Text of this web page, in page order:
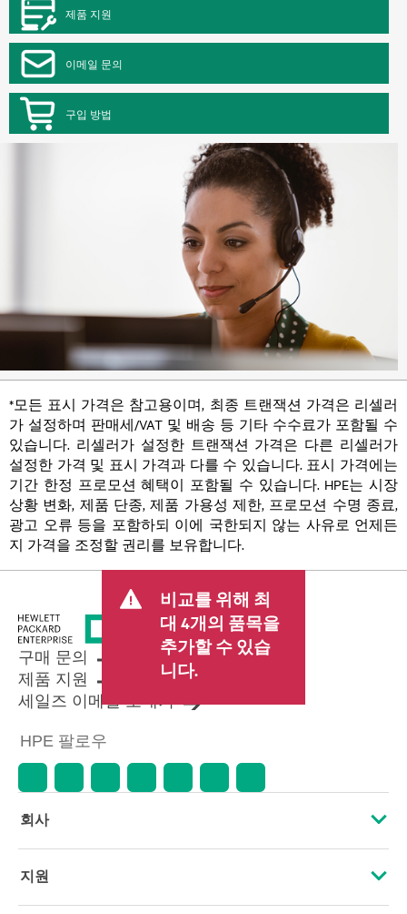
제품 지원
이메일 문의
구입 방법
*모든 표시 가격은 참고용이며, 최종 트랜잭션 가격은 리셀러
가 설정하며 판매세/VAT 및 배송 등 기타 수수료가 포함될 수
있습니다. 리셀러가 설정한 트랜잭션 가격은 다른 리셀러가
설정한 가격 및 표시 가격과 다를 수 있습니다. 표시 가격에는
기간 한정 프로모션 혜택이 포함될 수 있습니다. HPE는 시장
상황 변화, 제품 단종, 제품 가용성 제한, 프로모션 수명 종료,
광고 오류 등을 포함하되 이에 국한되지 않는 사유로 언제든
지 가격을 조정할 권리를 보유합니다.
비교를 위해 최
대 4개의 품목을
추가할 수 있습
니다.
구매 문의
제품 지원
세일즈 이메일 보내기
HPE 팔로우
회사
HPE 소개
지원